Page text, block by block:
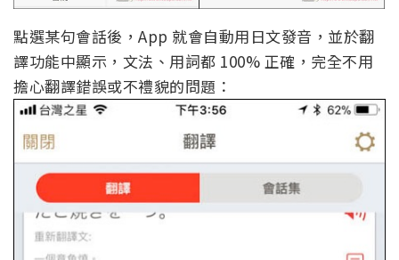
點選某句會話後，App 就會自動用日文發音，並於翻
譯功能中顯示，文法、用詞都 100% 正確，完全不用
擔心翻譯錯誤或不禮貌的問題：